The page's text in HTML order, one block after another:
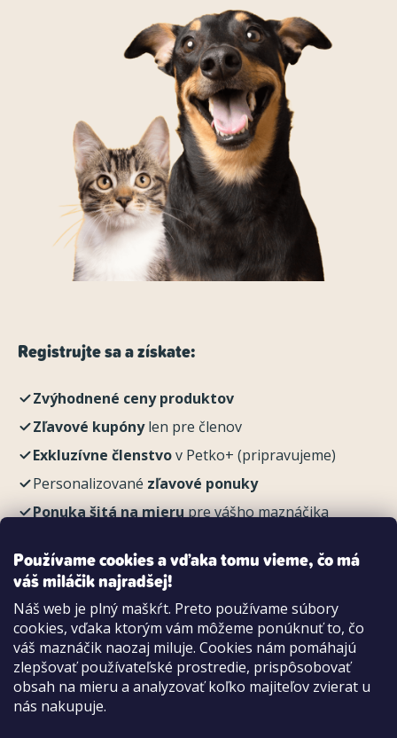
Používame cookies a vďaka tomu vieme, čo má
váš miláčik najradšej!
Náš web je plný maškŕt. Preto používame súbory
cookies, vďaka ktorým vám môžeme ponúknuť to, čo
váš maznáčik naozaj miluje. Cookies nám pomáhajú
zlepšovať používateľské prostredie, prispôsobovať
obsah na mieru a analyzovať koľko majiteľov zvierat u
nás nakupuje.
Registrujte sa a získate:
Zvýhodnené ceny produktov
Zľavové kupónylen pre členov
Exkluzívne členstvov Petko+ (pripravujeme)
Personalizované zľavové ponuky
Ponuka šitá na mierupre vášho maznáčika
Možnosti platby:
Dobierkou
Hotovo aj kartou na pobočke